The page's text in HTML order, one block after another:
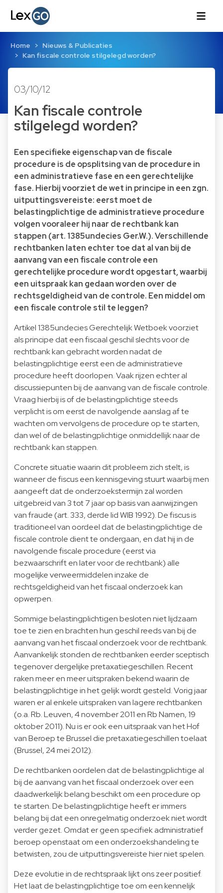
Home
Nieuws & Publicaties
Kan fiscale controle stilgelegd worden?
03/10/12
Kan fiscale controle
stilgelegd worden?
Een specifieke eigenschap van de fiscale
procedure is de opsplitsing van de procedure in
een administratieve fase en een gerechtelijke
fase. Hierbij voorziet de wet in principe in een zgn.
uitputtingsvereiste: eerst moet de
belastingplichtige de administratieve procedure
volgen vooraleer hij naar de rechtbank kan
stappen (art. 1385undecies Ger.W.). Verschillende
rechtbanken laten echter toe dat al van bij de
aanvang van een fiscale controle een
gerechtelijke procedure wordt opgestart, waarbij
een uitspraak kan gedaan worden over de
rechtsgeldigheid van de controle. Een middel om
een fiscale controle stil te leggen?
Artikel 1385undecies Gerechtelijk Wetboek voorziet
als principe dat een fiscaal geschil slechts voor de
rechtbank kan gebracht worden nadat de
belastingplichtige eerst een de administratieve
procedure heeft doorlopen. Vaak rijzen echter al
discussiepunten bij de aanvang van de fiscale controle.
Vraag hierbij is of de belastingplichtige steeds
verplicht is om eerst de navolgende aanslag af te
wachten om vervolgens de procedure op te starten,
dan wel of de belastingplichtige onmiddellijk naar de
rechtbank kan stappen.
Concrete situatie waarin dit probleem zich stelt, is
wanneer de fiscus een kennisgeving stuurt waarbij men
aangeeft dat de onderzoekstermijn zal worden
uitgebreid van 3 tot 7 jaar op basis van aanwijzingen
van fraude (art. 333, derde lid WIB 1992). De fiscus is
traditioneel van oordeel dat de belastingplichtige de
fiscale controle dient te ondergaan, en dat hij in de
navolgende fiscale procedure (eerst via
bezwaarschrift en later voor de rechtbank) alle
mogelijke verweermiddelen inzake de
rechtsgeldigheid van het fiscaal onderzoek kan
opwerpen.
Sommige belastingplichtigen besloten niet lijdzaam
toe te zien en brachten hun geschil reeds van bij de
aanvang van het fiscaal onderzoek voor de rechtbank.
Aanvankelijk stonden de rechtbanken eerder sceptisch
tegenover dergelijke pretaxatiegeschillen. Recent
raken meer en meer uitspraken bekend waarin de
belastingplichtige in het gelijk wordt gesteld. Vorig jaar
waren er al enkele uitspraken van lagere rechtbanken
(o.a. Rb. Leuven, 4 november 2011 en Rb Namen, 19
oktober 2011). Nu is er ook een uitspraak van het Hof
van Beroep te Brussel die pretaxatiegeschillen toelaat
(Brussel, 24 mei 2012).
De rechtbanken oordelen dat de belastingplichtige al
bij de aanvang van het fiscaal onderzoek over een
daadwerkelijk belang beschikt om een procedure op
te starten. De belastingplichtige heeft er immers
belang bij dat een onregelmatig onderzoek niet wordt
verder gezet. Omdat er geen specifiek administratief
beroep openstaat om een onderzoekshandeling te
betwisten, zou de uitputtingsvereiste hier niet spelen.
Deze evolutie in de rechtspraak lijkt ons zeer positief.
Het laat de belastingplichtige toe om een kennelijk